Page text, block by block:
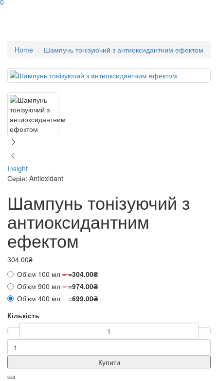
0
Home Шампунь тонізуючий з антиоксидантним ефектом
Insight
Серія: Antioxidant
Шампунь тонізуючий з
антиоксидантним
ефектом
304.00₴
Об'єм 100 мл ==304.00₴
Об'єм 900 мл ==974.00₴
Об'єм 400 мл ==699.00₴
Кількість
Купити